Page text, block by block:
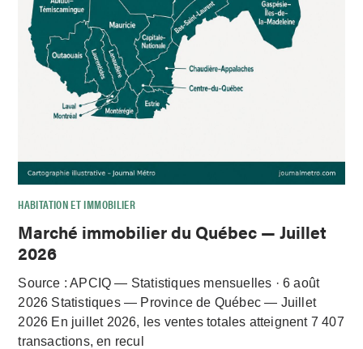
HABITATION ET IMMOBILIER
Marché immobilier du Québec — Juillet
2026
Source : APCIQ — Statistiques mensuelles · 6 août
2026 Statistiques — Province de Québec — Juillet
2026 En juillet 2026, les ventes totales atteignent 7 407
transactions, en recul